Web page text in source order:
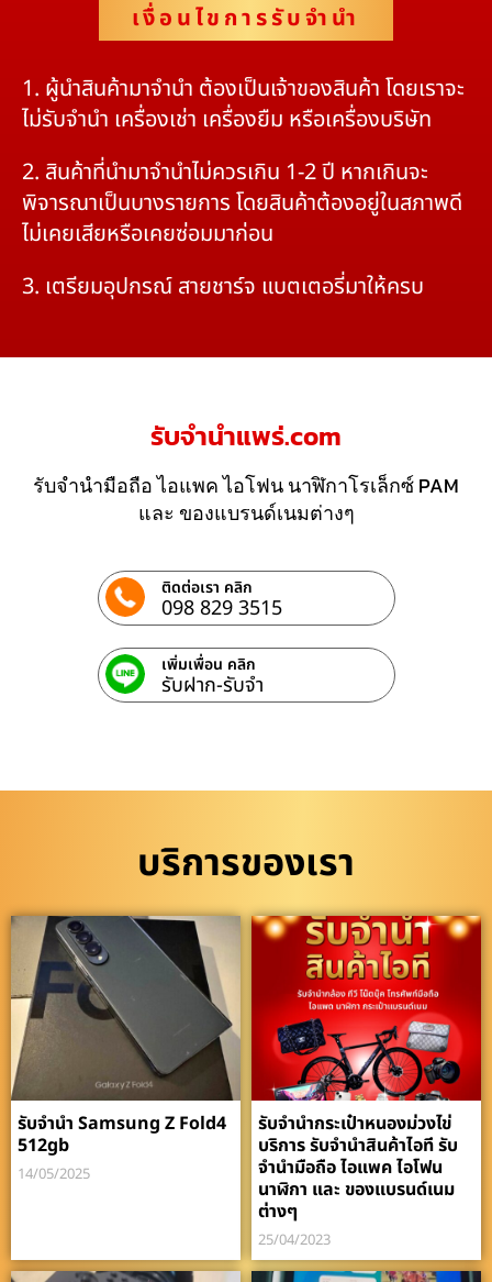
เงื่อนไขการรับจำนำ
1. ผู้นำสินค้ามาจำนำ ต้องเป็นเจ้าของสินค้า โดยเราจะ
ไม่รับจำนำ เครื่องเช่า เครื่องยืม หรือเครื่องบริษัท
2. สินค้าที่นำมาจำนำไม่ควรเกิน 1-2 ปี หากเกินจะ
พิจารณาเป็นบางรายการ โดยสินค้าต้องอยู่ในสภาพดี
ไม่เคยเสียหรือเคยซ่อมมาก่อน
3. เตรียมอุปกรณ์ สายชาร์จ แบตเตอรี่มาให้ครบ
รับจํานําแพร่.com
รับจำนำมือถือ ไอแพค ไอโฟน นาฬิกาโรเล็กซ์ PAM
และ ของแบรนด์เนมต่างๆ
ติดต่อเรา คลิก
098 829 3515
เพิ่มเพื่อน คลิก
รับฝาก-รับจํา
บริการของเรา
รับจำนำ Samsung Z Fold4
512gb
14/05/2025
รับจำนำกระเป๋าหนองม่วงไข่
บริการ รับจำนำสินค้าไอที รับ
จำนำมือถือ ไอแพค ไอโฟน
นาฬิกา และ ของแบรนด์เนม
ต่างๆ
25/04/2023